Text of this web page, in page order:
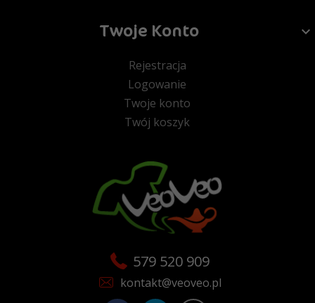
Twoje Konto
Rejestracja
Logowanie
Twoje konto
Twój koszyk
579 520 909
kontakt@veoveo.pl